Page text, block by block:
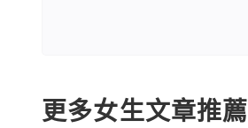
更多女生文章推薦